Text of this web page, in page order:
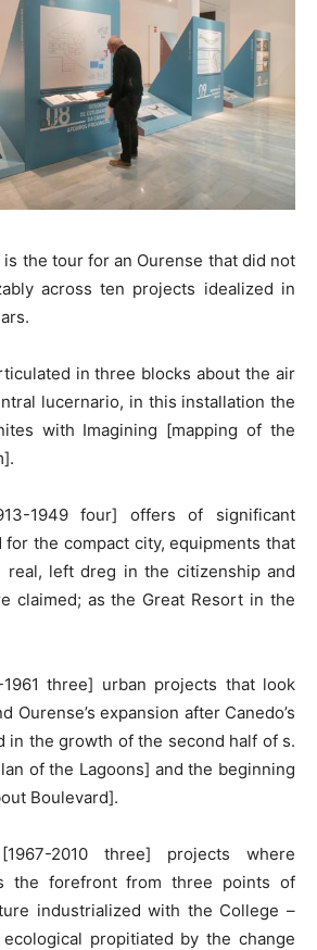
is the tour for an Ourense that did not
across ten projects idealized in
in three blocks about the air
lucernario, in this installation the
with Imagining [mapping of the
1949 four] offers of significant
the compact city, equipments that
real, left dreg in the citizenship and
claimed; as the Great Resort in the
1961 three] urban projects that look
Ourense’s expansion after Canedo’s
in the growth of the second half of s.
of the Lagoons] and the beginning
Boulevard].
[1967-2010 three] projects where
the forefront from three points of
industrialized with the College –
propitiated by the change